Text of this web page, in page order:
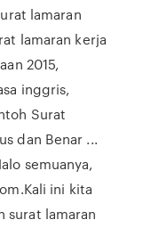
lamaran
lamaran kerja
2015,
inggris,
Surat
dan Benar ...
semuanya,
ini kita
surat lamaran